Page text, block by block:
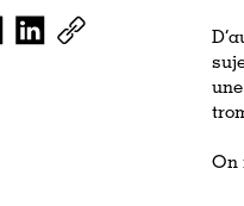
On